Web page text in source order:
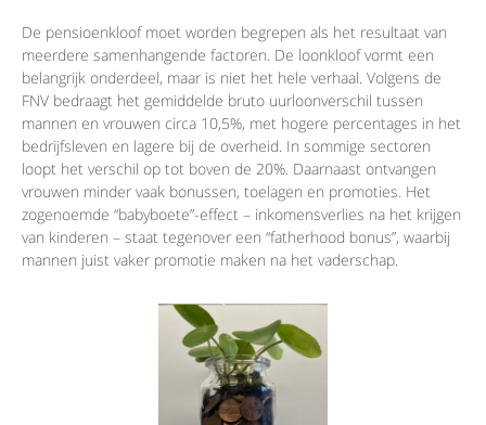
De pensioenkloof moet worden begrepen als het resultaat van
meerdere samenhangende factoren. De loonkloof vormt een
belangrijk onderdeel, maar is niet het hele verhaal. Volgens de
FNV bedraagt het gemiddelde bruto uurloonverschil tussen
mannen en vrouwen circa 10,5%, met hogere percentages in het
bedrijfsleven en lagere bij de overheid. In sommige sectoren
loopt het verschil op tot boven de 20%. Daarnaast ontvangen
vrouwen minder vaak bonussen, toelagen en promoties. Het
zogenoemde “babyboete”-effect – inkomensverlies na het krijgen
van kinderen – staat tegenover een “fatherhood bonus”, waarbij
mannen juist vaker promotie maken na het vaderschap.